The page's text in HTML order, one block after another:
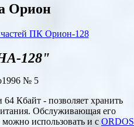
Орион
ПК Орион-128
128"
№ 5
Кбайт - позволяет хранить
Обслуживающая его
использовать и с ORDOS